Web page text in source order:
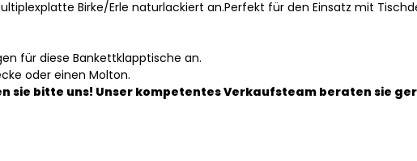
Birke/Erle naturlackiert an.Perfekt für den Einsatz mit
für diese Bankettklapptische an.
oder einen Molton.
sie bitte uns! Unser kompetentes Verkaufsteam beraten sie